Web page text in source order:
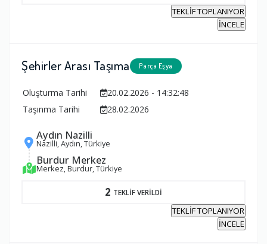
TEKLİF TOPLANIYOR
İNCELE
Şehirler Arası Taşıma Parça Eşya
Oluşturma Tarihi
20.02.2026 - 14:32:48
Taşınma Tarihi
28.02.2026
Aydın Nazilli
Nazilli, Aydın, Türkiye
Burdur Merkez
Merkez, Burdur, Türkiye
2 TEKLİF VERİLDİ
TEKLİF TOPLANIYOR
İNCELE